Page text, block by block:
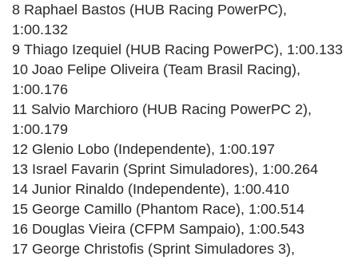
8 Raphael Bastos (HUB Racing PowerPC),
1:00.132
9 Thiago Izequiel (HUB Racing PowerPC), 1:00.133
10 Joao Felipe Oliveira (Team Brasil Racing),
1:00.176
11 Salvio Marchioro (HUB Racing PowerPC 2),
1:00.179
12 Glenio Lobo (Independente), 1:00.197
13 Israel Favarin (Sprint Simuladores), 1:00.264
14 Junior Rinaldo (Independente), 1:00.410
15 George Camillo (Phantom Race), 1:00.514
16 Douglas Vieira (CFPM Sampaio), 1:00.543
17 George Christofis (Sprint Simuladores 3),